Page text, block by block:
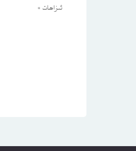
ئىزاھات *